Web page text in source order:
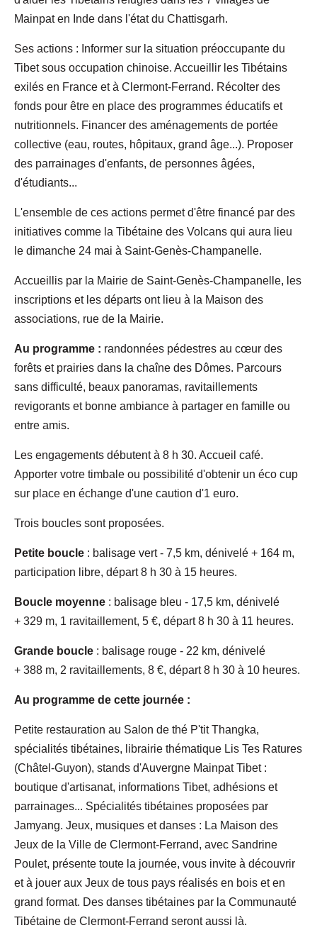
Mainpat en Inde dans l'état du Chattisgarh.
Ses actions : Informer sur la situation préoccupante du
Tibet sous occupation chinoise. Accueillir les Tibétains
exilés en France et à Clermont-Ferrand. Récolter des
fonds pour être en place des programmes éducatifs et
nutritionnels. Financer des aménagements de portée
collective (eau, routes, hôpitaux, grand âge...). Proposer
des parrainages d'enfants, de personnes âgées,
d'étudiants...
L'ensemble de ces actions permet d'être financé par des
initiatives comme la Tibétaine des Volcans qui aura lieu
le dimanche 24 mai à Saint-Genès-Champanelle.
Accueillis par la Mairie de Saint-Genès-Champanelle, les
inscriptions et les départs ont lieu à la Maison des
associations, rue de la Mairie.
Au programme : randonnées pédestres au cœur des
forêts et prairies dans la chaîne des Dômes. Parcours
sans difficulté, beaux panoramas, ravitaillements
revigorants et bonne ambiance à partager en famille ou
entre amis.
Les engagements débutent à 8 h 30. Accueil café.
Apporter votre timbale ou possibilité d'obtenir un éco cup
sur place en échange d'une caution d'1 euro.
Trois boucles sont proposées.
Petite boucle : balisage vert - 7,5 km, dénivelé + 164 m,
participation libre, départ 8 h 30 à 15 heures.
Boucle moyenne : balisage bleu - 17,5 km, dénivelé
+ 329 m, 1 ravitaillement, 5 €, départ 8 h 30 à 11 heures.
Grande boucle : balisage rouge - 22 km, dénivelé
+ 388 m, 2 ravitaillements, 8 €, départ 8 h 30 à 10 heures.
Au programme de cette journée :
Petite restauration au Salon de thé P'tit Thangka,
spécialités tibétaines, librairie thématique Lis Tes Ratures
(Châtel-Guyon), stands d'Auvergne Mainpat Tibet :
boutique d'artisanat, informations Tibet, adhésions et
parrainages... Spécialités tibétaines proposées par
Jamyang. Jeux, musiques et danses : La Maison des
Jeux de la Ville de Clermont-Ferrand, avec Sandrine
Poulet, présente toute la journée, vous invite à découvrir
et à jouer aux Jeux de tous pays réalisés en bois et en
grand format. Des danses tibétaines par la Communauté
Tibétaine de Clermont-Ferrand seront aussi là.